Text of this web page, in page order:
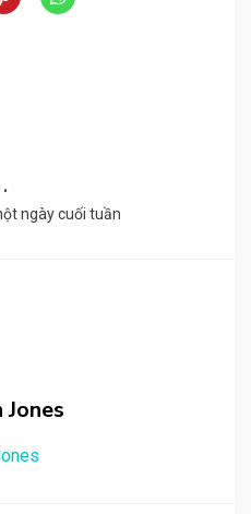
ngày cuối tuần
Jones